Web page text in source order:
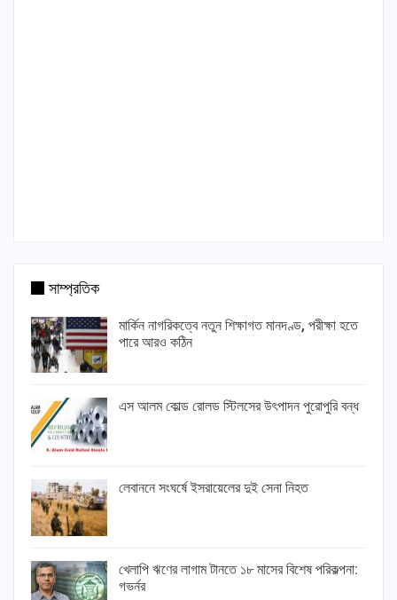
সাম্প্রতিক
মার্কিন নাগরিকত্বে নতুন শিক্ষাগত মানদণ্ড, পরীক্ষা হতে
পারে আরও কঠিন
এস আলম কোল্ড রোলড স্টিলসের উৎপাদন পুরোপুরি বন্ধ
লেবাননে সংঘর্ষে ইসরায়েলের দুই সেনা নিহত
খেলাপি ঋণের লাগাম টানতে ১৮ মাসের বিশেষ পরিকল্পনা:
গভর্নর